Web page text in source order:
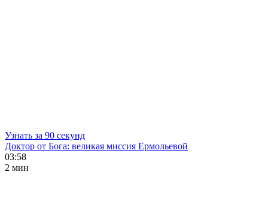
Узнать за 90 секунд
Доктор от Бога: великая миссия Ермольевой
03:58
2 мин